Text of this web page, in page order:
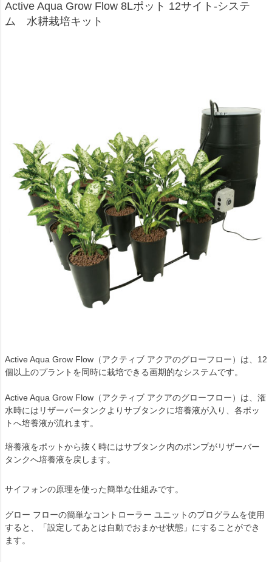
Active Aqua Grow Flow 8Lポット 12サイト-システ
ム 水耕栽培キット
Active Aqua Grow Flow（アクティブ アクアのグローフロー）は、12
個以上のプラントを同時に栽培できる画期的なシステムです。
Active Aqua Grow Flow（アクティブ アクアのグローフロー）は、潅
水時にはリザーバータンクよりサブタンクに培養液が入り、各ポッ
トへ培養液が流れます。
培養液をポットから抜く時にはサブタンク内のポンプがリザーバー
タンクへ培養液を戻します。
サイフォンの原理を使った簡単な仕組みです。
グロー フローの簡単なコントローラー ユニットのプログラムを使用
すると、「設定してあとは自動でおまかせ状態」にすることができ
ます。